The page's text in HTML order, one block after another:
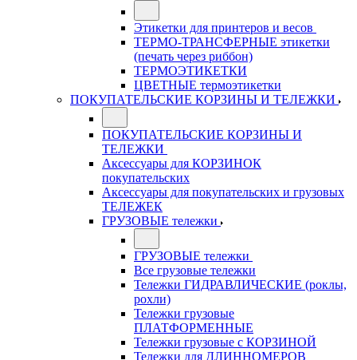
Этикетки для принтеров и весов
ТЕРМО-ТРАНСФЕРНЫЕ этикетки
(печать через риббон)
ТЕРМОЭТИКЕТКИ
ЦВЕТНЫЕ термоэтикетки
ПОКУПАТЕЛЬСКИЕ КОРЗИНЫ И ТЕЛЕЖКИ
ПОКУПАТЕЛЬСКИЕ КОРЗИНЫ И
ТЕЛЕЖКИ
Аксессуары для КОРЗИНОК
покупательских
Аксессуары для покупательских и грузовых
ТЕЛЕЖЕК
ГРУЗОВЫЕ тележки
ГРУЗОВЫЕ тележки
Все грузовые тележки
Тележки ГИДРАВЛИЧЕСКИЕ (роклы,
рохли)
Тележки грузовые
ПЛАТФОРМЕННЫЕ
Тележки грузовые с КОРЗИНОЙ
Тележки для ДЛИННОМЕРОВ